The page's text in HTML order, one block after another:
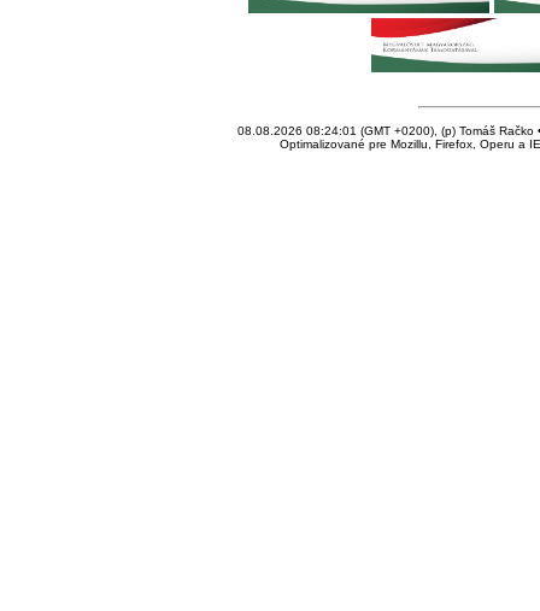
08.08.2026 08:24:01 (GMT +0200), (p) Tomáš Račko
Optimalizované pre Mozillu, Firefox, Operu a